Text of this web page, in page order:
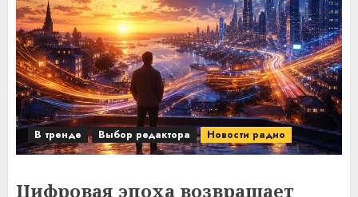
В тренде Выбор редактора Новости радио
Цифровая эпоха возвращает